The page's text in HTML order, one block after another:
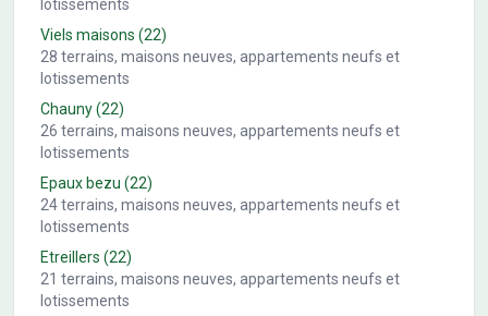
lotissements
Viels maisons (22)
28 terrains, maisons neuves, appartements neufs et
lotissements
Chauny(22)
26 terrains, maisons neuves, appartements neufs et
lotissements
Epaux bezu (22)
24terrains, maisons neuves, appartements neufs et
lotissements
Etreillers (22)
21 terrains, maisons neuves, appartements neufs et
lotissements